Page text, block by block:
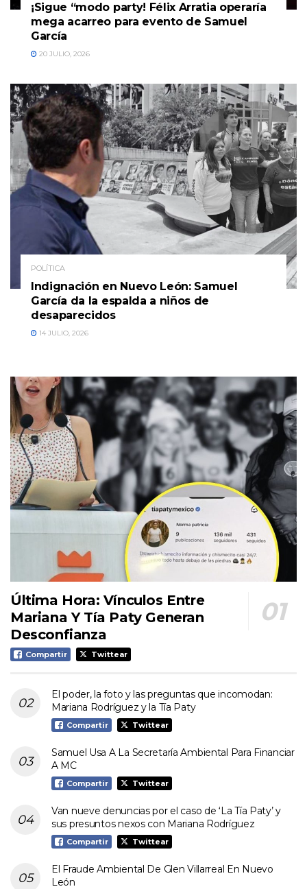
¡Sigue “modo party! Félix Arratia operaría
mega acarreo para evento de Samuel
García
20 JULIO, 2026
POLÍTICA
Indignación en Nuevo León: Samuel
García da la espalda a niños de
desaparecidos
14 JULIO, 2026
Última Hora: Vínculos Entre
Mariana Y Tía Paty Generan
Desconfianza
Compartir Twittear
El poder, la foto y las preguntas que incomodan:
Mariana Rodríguez y la Tía Paty
Compartir Twittear
Samuel Usa A La Secretaría Ambiental Para Financiar
A MC
Compartir Twittear
Van nueve denuncias por el caso de ‘La Tía Paty’ y
sus presuntos nexos con Mariana Rodríguez
Compartir Twittear
El Fraude Ambiental De Glen Villarreal En Nuevo
León